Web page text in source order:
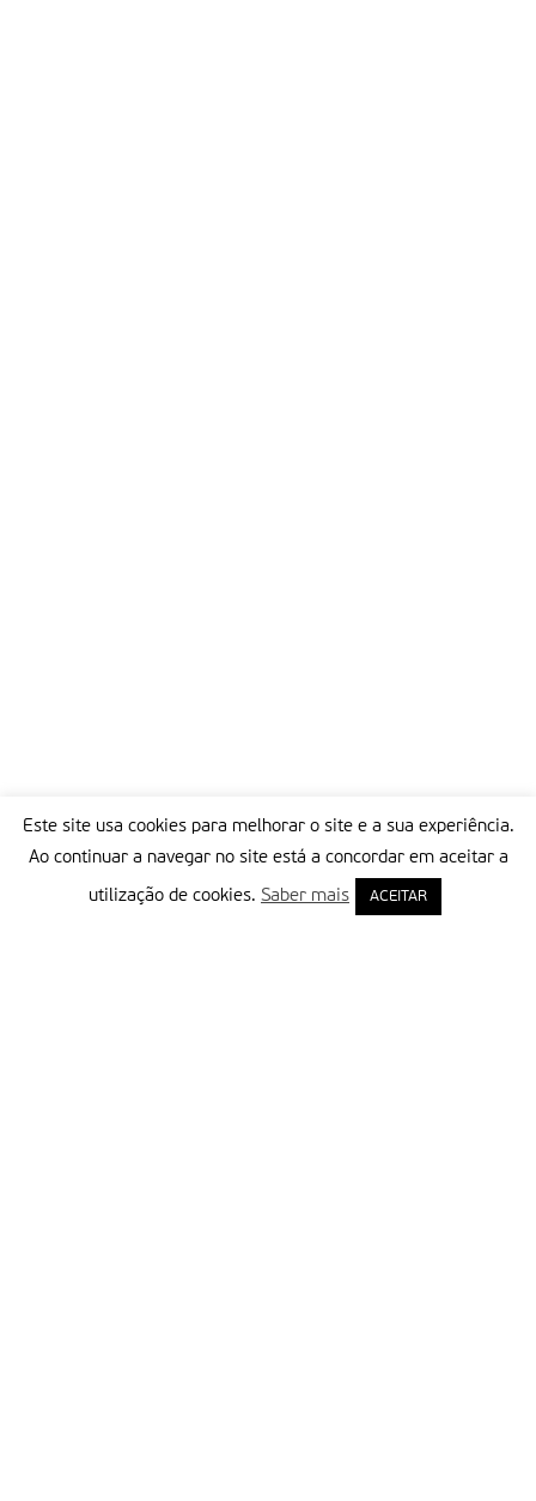
Este site usa cookies para melhorar o site e a sua experiência.
Ao continuar a navegar no site está a concordar em aceitar a
utilização de cookies. Saber mais ACEITAR